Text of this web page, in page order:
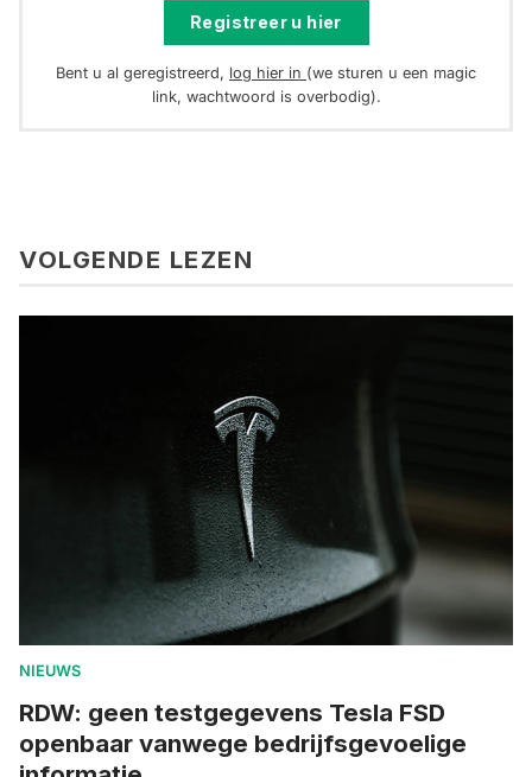
Registreer u hier
Bent u al geregistreerd, log hier in (we sturen u een magic
link, wachtwoord is overbodig).
VOLGENDE LEZEN
NIEUWS
RDW: geen testgegevens Tesla FSD
openbaar vanwege bedrijfsgevoelige